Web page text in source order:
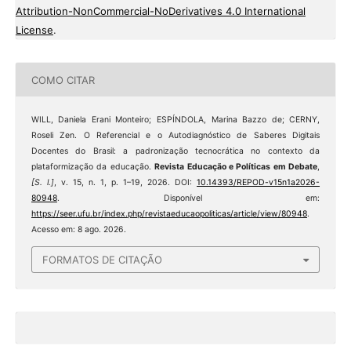
Attribution-NonCommercial-NoDerivatives 4.0 International
License.
COMO CITAR
WILL, Daniela Erani Monteiro; ESPÍNDOLA, Marina Bazzo de; CERNY,
Roseli Zen. O Referencial e o Autodiagnóstico de Saberes Digitais
Docentes do Brasil: a padronização tecnocrática no contexto da
plataformização da educação.Revista Educação e Políticas em Debate,
[S. l.], v. 15, n. 1, p. 1–19, 2026. DOI:10.14393/REPOD-v15n1a2026-
80948. Disponível em:
https://seer.ufu.br/index.php/revistaeducaopoliticas/article/view/80948.
Acesso em: 8 ago. 2026.
FORMATOS DE CITAÇÃO